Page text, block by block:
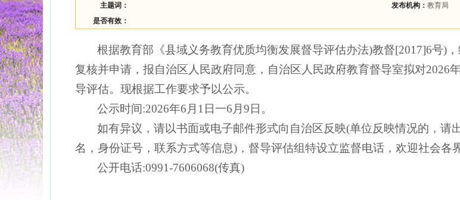
主题词：
发布机构： 教育局
是否有效：
根据教育部《县域义务教育优质均衡发展督导评估办法)教督[2017]6号) ，
复核并申请，报自治区人民政府同意，自治区 人 民政府教育督导室拟对2026
导评估。现根据工作要求予以公示。
公示时间:2026年6 月 1 日一6 月9 日。
如有异议，请以书面或电子邮件形式向自治区反映(单位反映情况的，请
名，身份证号，联系方式等信息)，督导评估组特设立监督电话，欢迎社会各
公开电话:0991-7606068(传真)